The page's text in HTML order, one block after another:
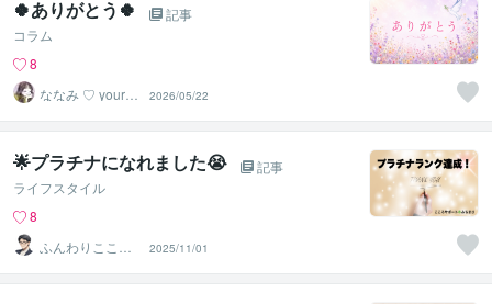
🍀ありがとう🍀
記事
コラム
8
ななみ ♡ your h
eart 恋占い
2026/05/22
🌟プラチナになれました😭
記事
ライフスタイル
8
ふんわりこころ
サポート☘️みち
まさ
2025/11/01